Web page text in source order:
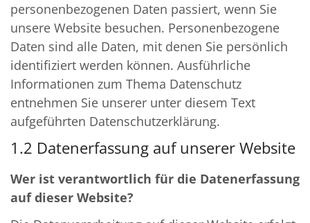
personenbezogenen Daten passiert, wenn Sie
unsere Website besuchen. Personenbezogene
Daten sind alle Daten, mit denen Sie persönlich
identifiziert werden können. Ausführliche
Informationen zum Thema Datenschutz
entnehmen Sie unserer unter diesem Text
aufgeführten Datenschutzerklärung.
1.2 Datenerfassung auf unserer Website
Wer ist verantwortlich für die Datenerfassung
auf dieser Website?